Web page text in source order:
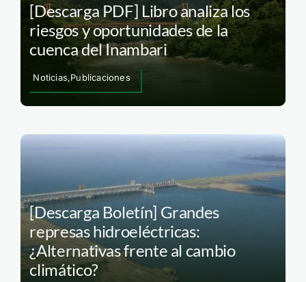
[Descarga PDF] Libro analiza los
riesgos y oportunidades de la
cuenca del Inambari
Noticias,Publicaciones
[Descarga Boletín] Grandes
represas hidroeléctricas:
¿Alternativas frente al cambio
climático?